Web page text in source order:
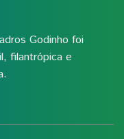
Godinho foi
filantrópica e